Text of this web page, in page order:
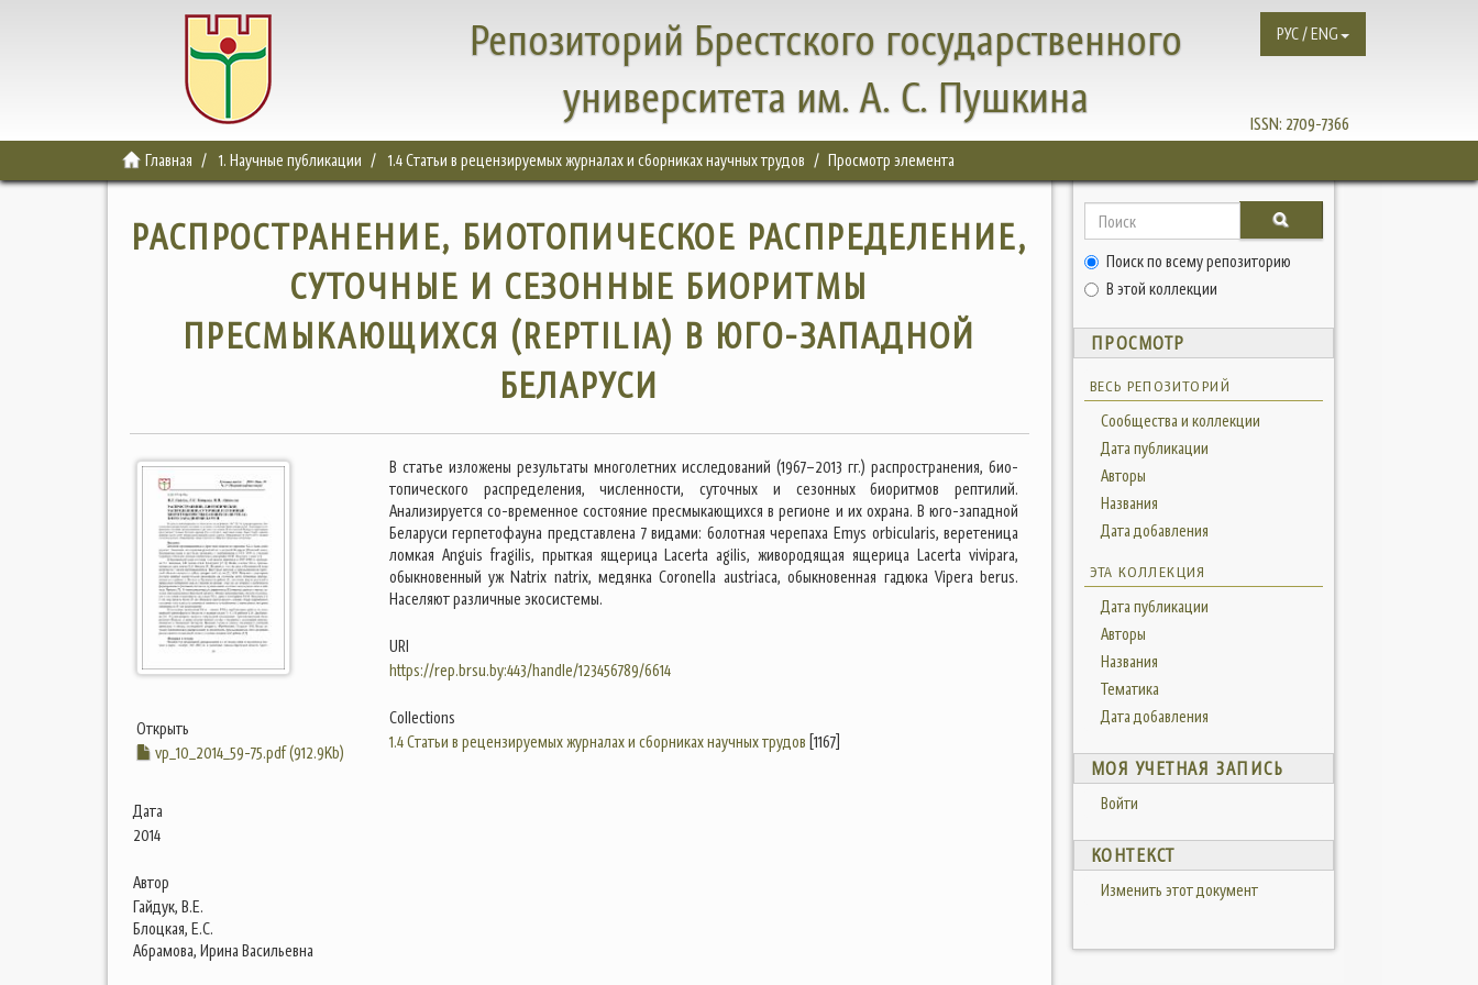
Репозиторий Брестского государственного
университета им. А. С. Пушкина
ISSN: 2709-7366
РУС / ENG
Главная 1. Научные публикации 1.4 Статьи в рецензируемых журналах и сборниках научных трудов Просмотр элемента
РАСПРОСТРАНЕНИЕ, БИОТОПИЧЕСКОЕ РАСПРЕДЕЛЕНИЕ,
СУТОЧНЫЕ И СЕЗОННЫЕ БИОРИТМЫ
ПРЕСМЫКАЮЩИХСЯ (REPTILIA) В ЮГО-ЗАПАДНОЙ
БЕЛАРУСИ
Открыть
vp_10_2014_59-75.pdf (912.9Kb)
Дата
2014
Автор
Гайдук, В.Е.
Блоцкая, Е.С.
Абрамова, Ирина Васильевна
В статье изложены результаты многолетних исследований (1967–2013 гг.) распространения, био-
топического распределения, численности, суточных и сезонных биоритмов рептилий.
Анализируется со-временное состояние пресмыкающихся в регионе и их охрана. В юго-западной
Беларуси герпетофауна представлена 7 видами: болотная черепаха Emys orbicularis, веретеница
ломкая Anguis fragilis, прыткая ящерица Lacerta agilis, живородящая ящерица Lacerta vivipara,
обыкновенный уж Natrix natrix, медянка Coronella austriaca, обыкновенная гадюка Vipera berus.
Населяют различные экосистемы.
URI
https://rep.brsu.by:443/handle/123456789/6614
Collections
1.4 Статьи в рецензируемых журналах и сборниках научных трудов [1167]
Поиск по всему репозиторию
В этой коллекции
ПРОСМОТР
ВЕСЬ РЕПОЗИТОРИЙ
Сообщества и коллекции
Дата публикации
Авторы
Названия
Дата добавления
ЭТА КОЛЛЕКЦИЯ
Дата публикации
Авторы
Названия
Тематика
Дата добавления
МОЯ УЧЕТНАЯ ЗАПИСЬ
Войти
КОНТЕКСТ
Изменить этот документ